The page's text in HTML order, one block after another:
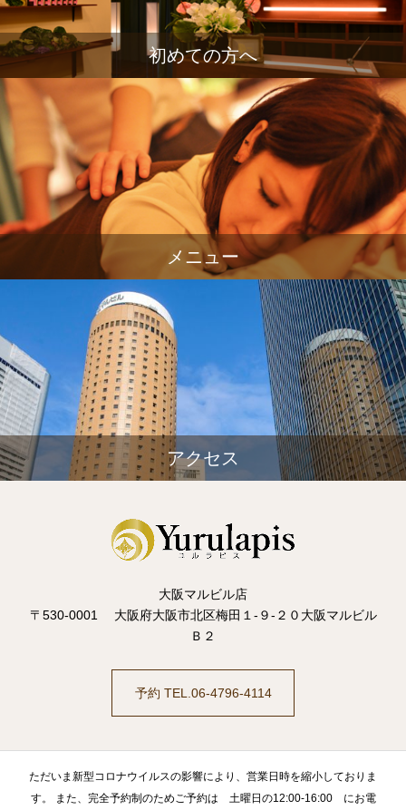
初めての方へ
メニュー
アクセス
大阪マルビル店
〒530-0001 大阪府大阪市北区梅田１-９-２０大阪マルビル
Ｂ２
予約 TEL.06-4796-4114
ただいま新型コロナウイルスの影響により、営業日時を縮小しておりま
す。 また、完全予約制のためご予約は 土曜日の12:00-16:00 にお電